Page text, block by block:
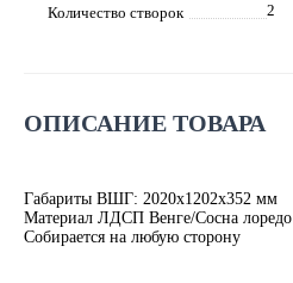
Количество створок
2
ОПИСАНИЕ ТОВАРА
Габариты ВШГ: 2020х1202х352 мм
Материал ЛДСП Венге/Сосна лоредо
Собирается на любую сторону